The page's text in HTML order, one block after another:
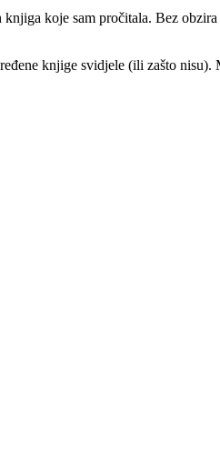
koje sam pročitala. Bez
knjige svidjele (ili zašto